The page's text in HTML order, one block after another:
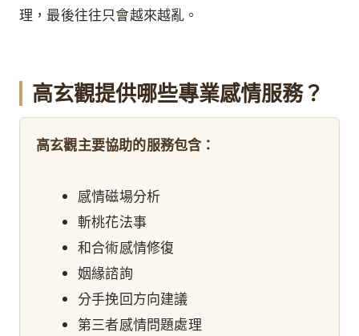
理，最後往往只會越來越亂。
高玄觀提供哪些專業感情服務？
高玄觀主要協助的服務包含：
感情磁場分析
斬桃花法事
和合術感情修復
姻緣諮詢
分手挽回方向建議
第三者感情問題處理